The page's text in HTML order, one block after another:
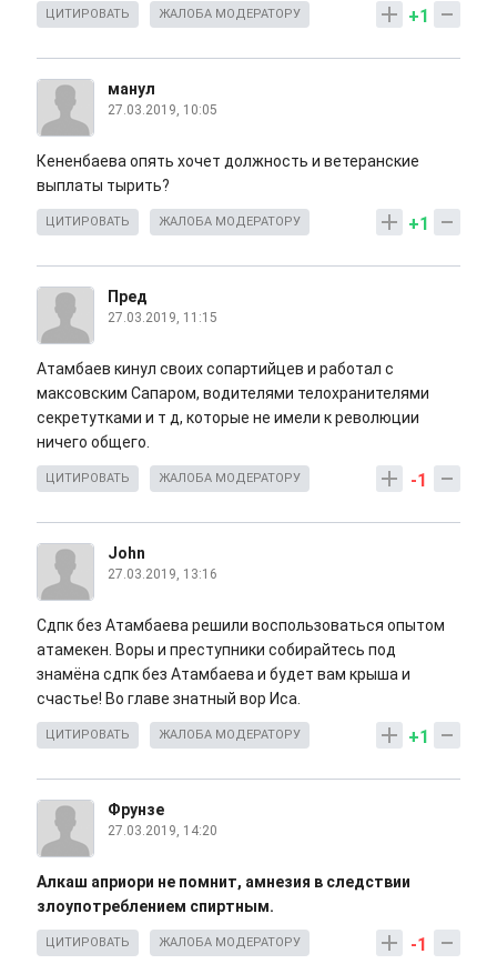
+1
ЦИТИРОВАТЬ ЖАЛОБА МОДЕРАТОРУ
манул
27.03.2019, 10:05
Кененбаева опять хочет должность и ветеранские
выплаты тырить?
+1
ЦИТИРОВАТЬ ЖАЛОБА МОДЕРАТОРУ
Пред
27.03.2019, 11:15
Атамбаев кинул своих сопартийцев и работал с
максовским Сапаром, водителями телохранителями
секретутками и т д, которые не имели к революции
ничего общего.
-1
ЦИТИРОВАТЬ ЖАЛОБА МОДЕРАТОРУ
John
27.03.2019, 13:16
Сдпк без Атамбаева решили воспользоваться опытом
атамекен. Воры и преступники собирайтесь под
знамёна сдпк без Атамбаева и будет вам крыша и
счастье! Во главе знатный вор Иса.
+1
ЦИТИРОВАТЬ ЖАЛОБА МОДЕРАТОРУ
Фрунзе
27.03.2019, 14:20
Алкаш априори не помнит, амнезия в следствии
злоупотреблением спиртным.
-1
ЦИТИРОВАТЬ ЖАЛОБА МОДЕРАТОРУ